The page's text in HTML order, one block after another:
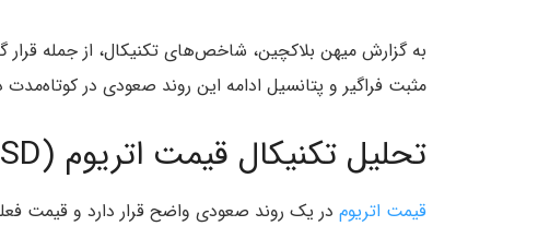
به گزارش میهن بلاکچین، شاخص‌های تکنیکال، از جمله
مثبت فراگیر و پتانسیل ادامه این روند صعودی در کوتاه‌مدت
تحلیل تکنیکال قیمت اتریوم (ETH/USD)
قیمت اتریوم در یک روند صعودی واضح قرار دارد و قیمت